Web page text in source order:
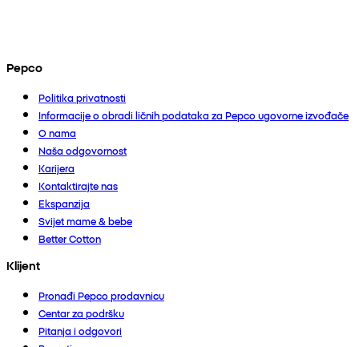
Pepco
Politika privatnosti
Informacije o obradi ličnih podataka za Pepco ugovorne izvođače
O nama
Naša odgovornost
Karijera
Kontaktirajte nas
Ekspanzija
Svijet mame & bebe
Better Cotton
Klijent
Pronađi Pepco prodavnicu
Centar za podršku
Pitanja i odgovori